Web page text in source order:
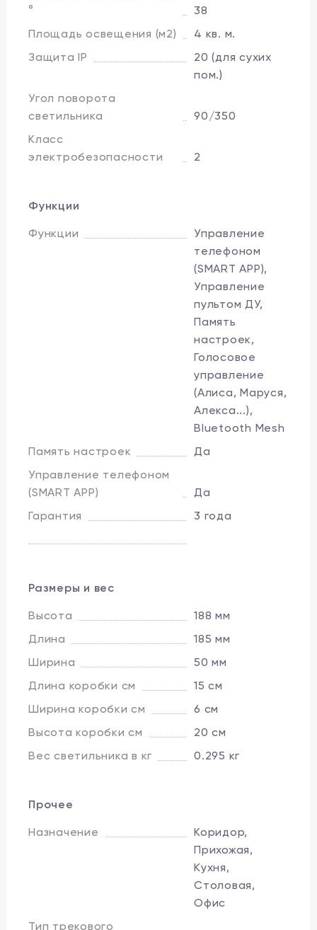
°
38
Площадь освещения (м2)
4 кв. м.
Защита IP
20 (для сухих
пом.)
Угол поворота
светильника
90/350
Класс
электробезопасности
2
Функции
Функции
Управление
телефоном
(SMART APP),
Управление
пультом ДУ,
Память
настроек,
Голосовое
управление
(Алиса, Маруся,
Алекса...),
Bluetooth Mesh
Память настроек
Да
Управление телефоном
(SMART APP)
Да
Гарантия
3 года
Размеры и вес
Высота
188 мм
Длина
185 мм
Ширина
50 мм
Длина коробки см
15 см
Ширина коробки см
6 см
Высота коробки см
20 см
Вес светильника в кг
0.295 кг
Прочее
Назначение
Коридор,
Прихожая,
Кухня,
Столовая,
Офис
Тип трекового